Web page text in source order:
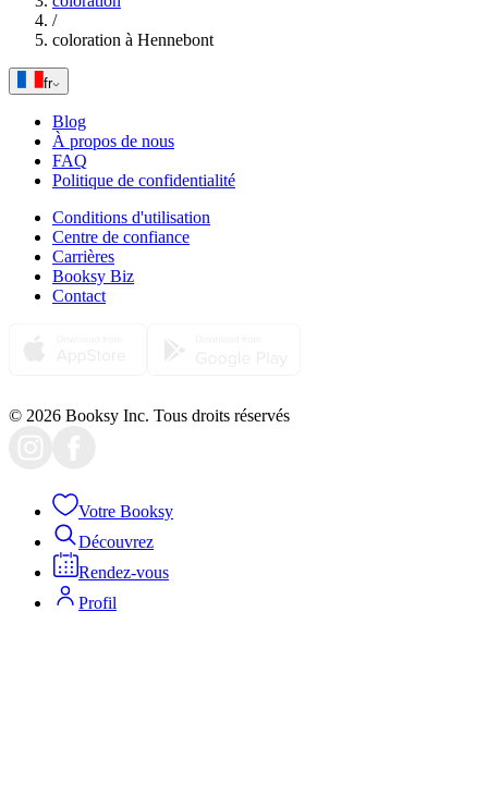
/
coloration à Hennebont
fr
Blog
À propos de nous
FAQ
Politique de confidentialité
Conditions d'utilisation
Centre de confiance
Carrières
Booksy Biz
Contact
© 2026 Booksy Inc. Tous droits réservés
Votre Booksy
Découvrez
Rendez-vous
Profil